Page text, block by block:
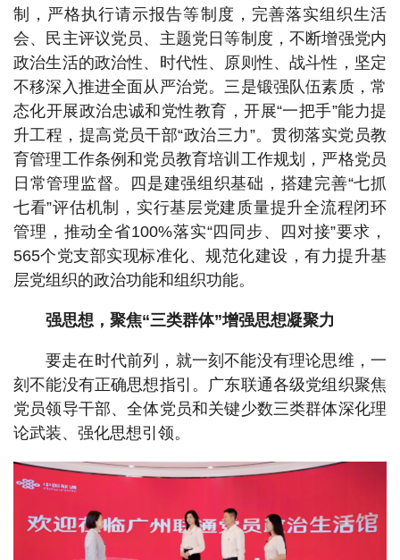
制，严格执行请示报告等制度，完善落实组织生活
会、民主评议党员、主题党日等制度，不断增强党内
政治生活的政治性、时代性、原则性、战斗性，坚定
不移深入推进全面从严治党。三是锻强队伍素质，常
态化开展政治忠诚和党性教育，开展“一把手”能力提
升工程，提高党员干部“政治三力”。贯彻落实党员教
育管理工作条例和党员教育培训工作规划，严格党员
日常管理监督。四是建强组织基础，搭建完善“七抓
七看”评估机制，实行基层党建质量提升全流程闭环
管理，推动全省100%落实“四同步、四对接”要求，
565个党支部实现标准化、规范化建设，有力提升基
层党组织的政治功能和组织功能。
强思想，聚焦“三类群体”增强思想凝聚力
要走在时代前列，就一刻不能没有理论思维，一
刻不能没有正确思想指引。广东联通各级党组织聚焦
党员领导干部、全体党员和关键少数三类群体深化理
论武装、强化思想引领。